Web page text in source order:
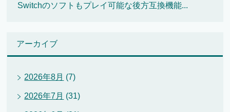
Switchのソフトもプレイ可能な後方互換機能...
アーカイブ
2026年8月 (7)
2026年7月 (31)